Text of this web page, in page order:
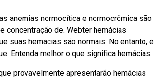
anemias normocítica e normocrômica são
concentração de. Webter hemácias
suas hemácias são normais. No entanto, é
Entenda melhor o que significa hemácias.
provavelmente apresentarão hemácias